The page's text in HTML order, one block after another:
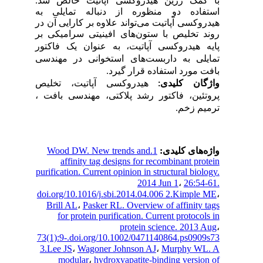
دو منظوره از دنباله تمایلی به
آپاتیت می‌تواند علاوه بر کارایی آن در
تخلیص با ستون‌های افینیتی سرامیکی بر
هیدروکسی آپاتیت، به عنوان یک فاکتور
به داربست‌های استخوانی در مهندسی
مورد استفاده قرار گیرد.
کلیدی:هیدروکسی آپاتیت، تخلیص
فاکتور رشد پلاکتی، مهندسی بافت ،
کلیدی:
1.Wood DW. New trends and
affinity tag designs for recombinant
purification. Current opinion in structural
2014 Jun 1
doi.org/10.1016/j.sbi.2014.04.006 2.Kimple
Brill AL،Pasker RL. Overview of affinity
for protein purification. Current
protein science. 2013
73(1):9-.doi.org/10.1002/
3.Lee JS،Wagoner Johnson AJ ،Murphy
modular،hydroxyapatite-binding